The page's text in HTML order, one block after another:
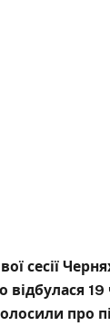
сесії
19
про